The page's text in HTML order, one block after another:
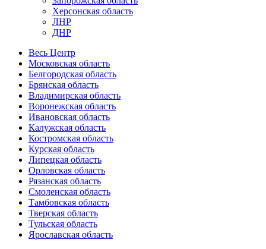
Херсонская область
ЛНР
ДНР
Весь Центр
Московская область
Белгородская область
Брянская область
Владимирская область
Воронежская область
Ивановская область
Калужская область
Костромская область
Курская область
Липецкая область
Орловская область
Рязанская область
Смоленская область
Тамбовская область
Тверская область
Тульская область
Ярославская область